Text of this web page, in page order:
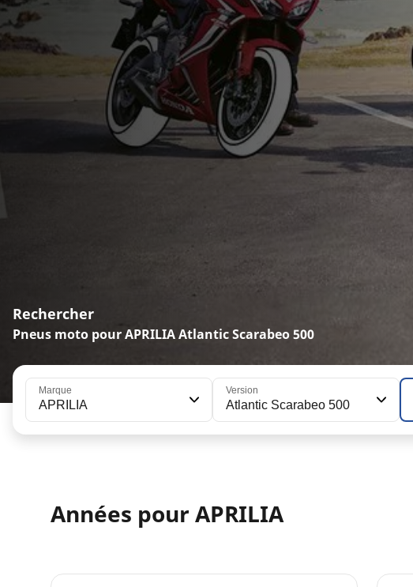
Rechercher
Pneus moto pour APRILIA Atlantic Scarabeo 500
Marque
APRILIA
Version
Atlantic Scarabeo 500
Années pour APRILIA